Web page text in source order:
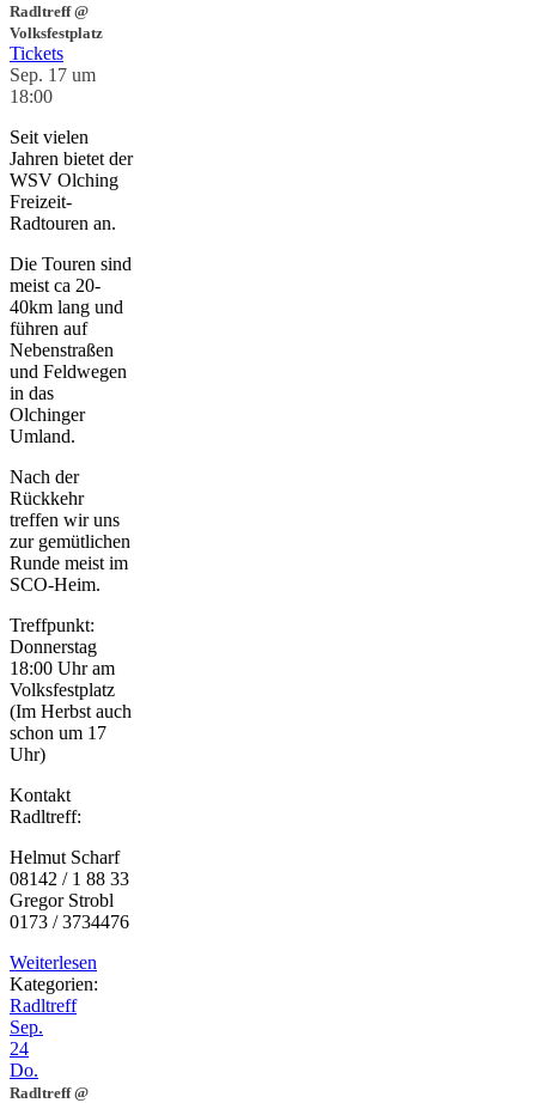
Radltreff@
Volksfestplatz
Tickets
Sep. 17 um
18:00
Seit vielen
Jahren bietet der
WSV Olching
Freizeit-
Radtouren an.
Die Touren sind
meist ca 20-
40km lang und
führen auf
Nebenstraßen
und Feldwegen
in das
Olchinger
Umland.
Nach der
Rückkehr
treffen wir uns
zur gemütlichen
Runde meist im
SCO-Heim.
Treffpunkt:
Donnerstag
18:00 Uhr am
Volksfestplatz
(Im Herbst auch
schon um 17
Uhr)
Kontakt
Radltreff:
Helmut Scharf
08142 / 1 88 33
Gregor Strobl
0173 / 3734476
Weiterlesen
Kategorien:
Radltreff
Sep.
24
Do.
Radltreff@